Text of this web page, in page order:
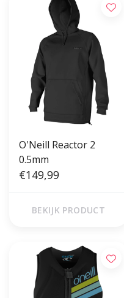
O'Neill Reactor 2
0.5mm
€149,99
BEKIJK PRODUCT